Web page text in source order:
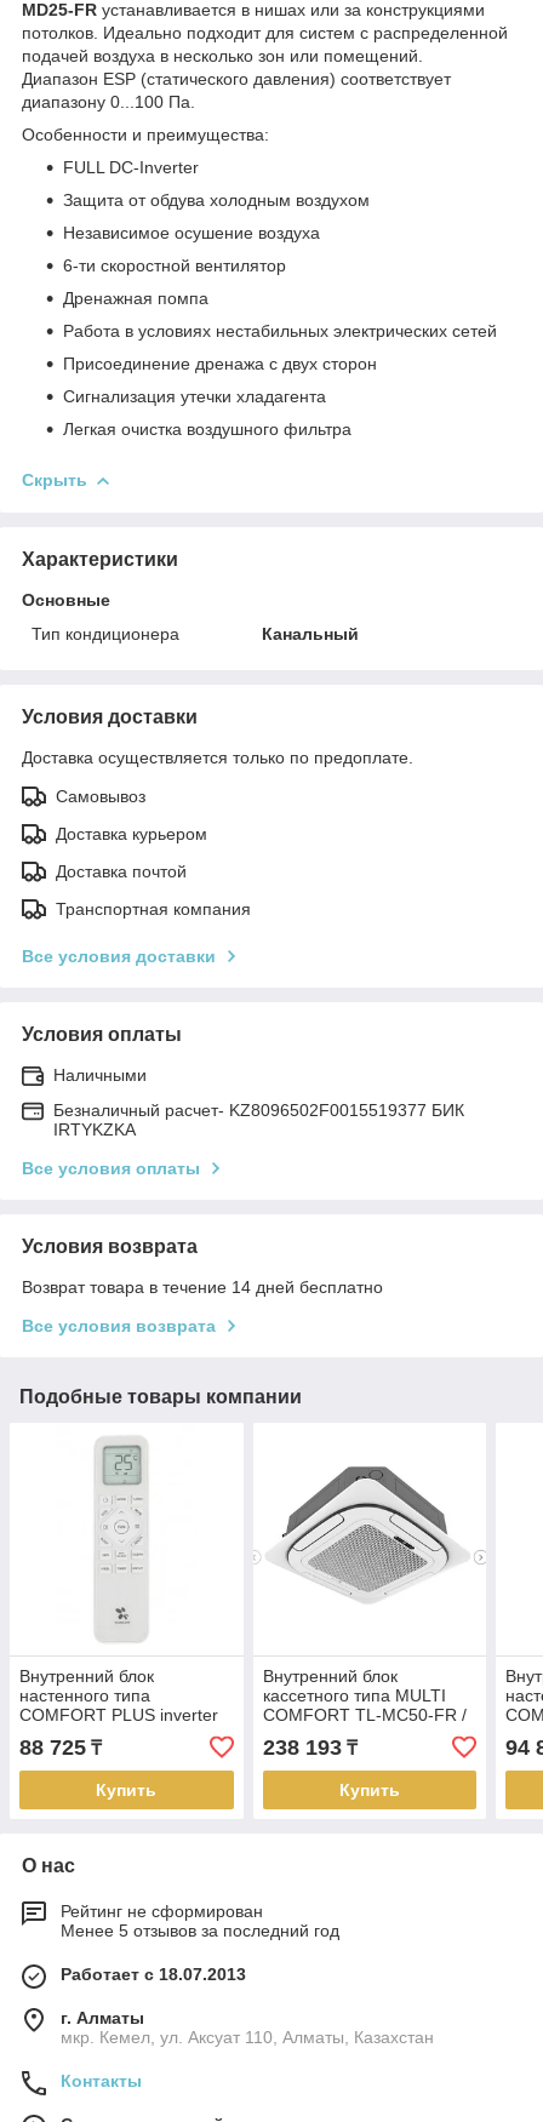
MD25-FR устанавливается в нишах или за конструкциями
потолков. Идеально подходит для систем с распределенной
подачей воздуха в несколько зон или помещений.
Диапазон ESP (статического давления) соответствует
диапазону 0...100 Па.
Особенности и преимущества:
FULL DC-Inverter
Защита от обдува холодным воздухом
Независимое осушение воздуха
6-ти скоростной вентилятор
Дренажная помпа
Работа в условиях нестабильных электрических сетей
Присоединение дренажа с двух сторон
Сигнализация утечки хладагента
Легкая очистка воздушного фильтра
Скрыть
Характеристики
Основные
Тип кондиционера
Канальный
Условия доставки
Доставка осуществляется только по предоплате.
Самовывоз
Доставка курьером
Доставка почтой
Транспортная компания
Все условия доставки
Условия оплаты
Наличными
Безналичный расчет- KZ8096502F0015519377 БИК
IRTYKZKA
Все условия оплаты
Условия возврата
Возврат товара в течение 14 дней бесплатно
Все условия возврата
Подобные товары компании
Внутренний блок
настенного типа
COMFORT PLUS inverter
TL-RWC25-FR
88 725 ₸
Купить
Внутренний блок
кассетного типа MULTI
COMFORT TL-MС50-FR /
238 193₸
Купить
94
О нас
Рейтинг не сформирован
Менее 5 отзывов за последний год
Работает с 18.07.2013
г. Алматы
мкр. Кемел, ул. Аксуат 110, Алматы, Казахстан
Контакты